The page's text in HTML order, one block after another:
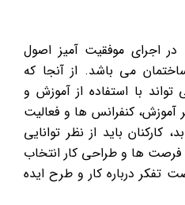
اجرای موفقیت آمیز اصول
می باشد. از آنجا که
با استفاده از آموزش و
آموزش، کنفرانس ها و فعالیت
کارکنان باید از نظر توانایی
ها و طراحی کار انتخاب
تفکر درباره کار و طرح ایده